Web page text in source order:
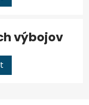
výbojov